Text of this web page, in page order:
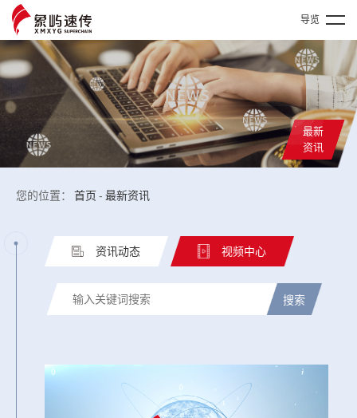
导览
最新
资讯
您的位置： 首页 - 最新资讯
资讯动态 视频中心